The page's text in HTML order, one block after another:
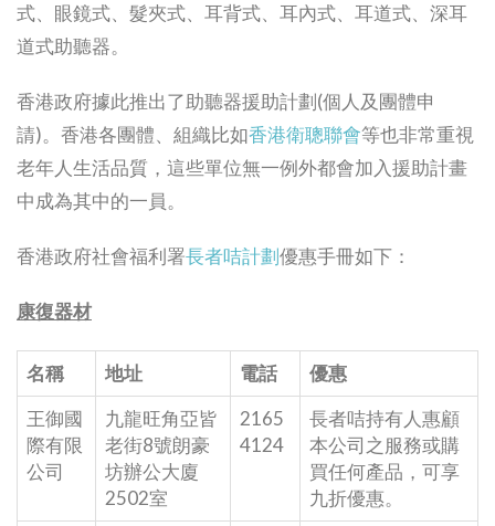
式、眼鏡式、髮夾式、耳背式、耳內式、耳道式、深耳
道式助聽器。
香港政府據此推出了助聽器援助計劃(個人及團體申
請)。香港各團體、組織比如香港衛聰聯會等也非常重視
老年人生活品質，這些單位無一例外都會加入援助計畫
中成為其中的一員。
香港政府社會福利署長者咭計劃優惠手冊如下：
康復器材
名稱 地址 電話
優惠
王御國
際有限
公司
九龍旺角亞皆
老街8號朗豪
坊辦公大廈
2502室
2165
4124
長者咭持有人惠顧
本公司之服務或購
買任何產品，可享
九折優惠。